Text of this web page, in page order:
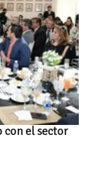
con el sector